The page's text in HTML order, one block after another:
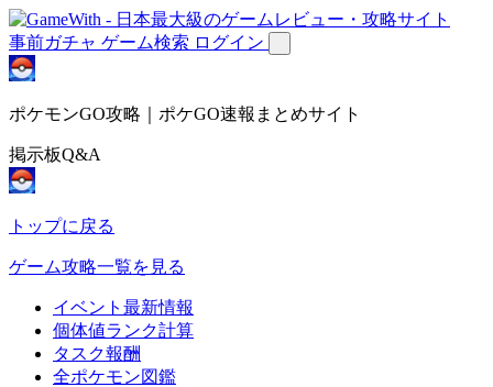
事前ガチャ ゲーム検索 ログイン
ポケモンGO攻略｜ポケGO速報まとめサイト
掲示板Q&A
トップに戻る
ゲーム攻略一覧を見る
イベント最新情報
個体値ランク計算
タスク報酬
全ポケモン図鑑